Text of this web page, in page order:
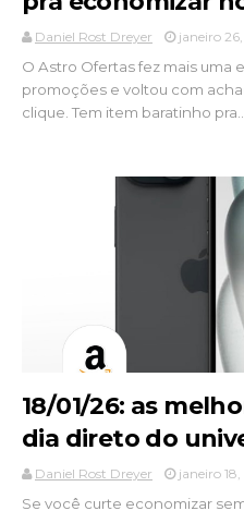
Daniel Rost Dreyer janeiro
O Astro Ofertas fez mais uma
promoções e voltou com
clique. Tem item baratinho pra...
18/01/26: as
dia direto do
Daniel Rost Dreyer janeiro
Se você curte economizar